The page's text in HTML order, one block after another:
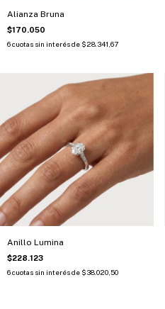
Alianza Bruna
$170.050
6cuotas sin interés de $28.341,67
Anillo Lumina
$228.123
6cuotas sin interés de $38.020,50